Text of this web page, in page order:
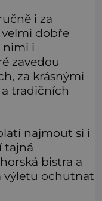
i za
dobře
nimi i
zavedou
za krásnými
tradičních
najmout si i
tajná
bistra a
výletu ochutnat